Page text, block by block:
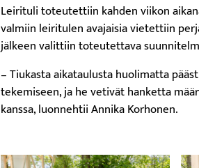
Leirituli toteutettiin kahden viikon
valmiin leiritulen avajaisia vietettiin
jälkeen valittiin toteutettava
– Tiukasta aikataulusta huolimatta
tekemiseen, ja he vetivät hanketta
kanssa, luonnehtii Annika Korhonen.